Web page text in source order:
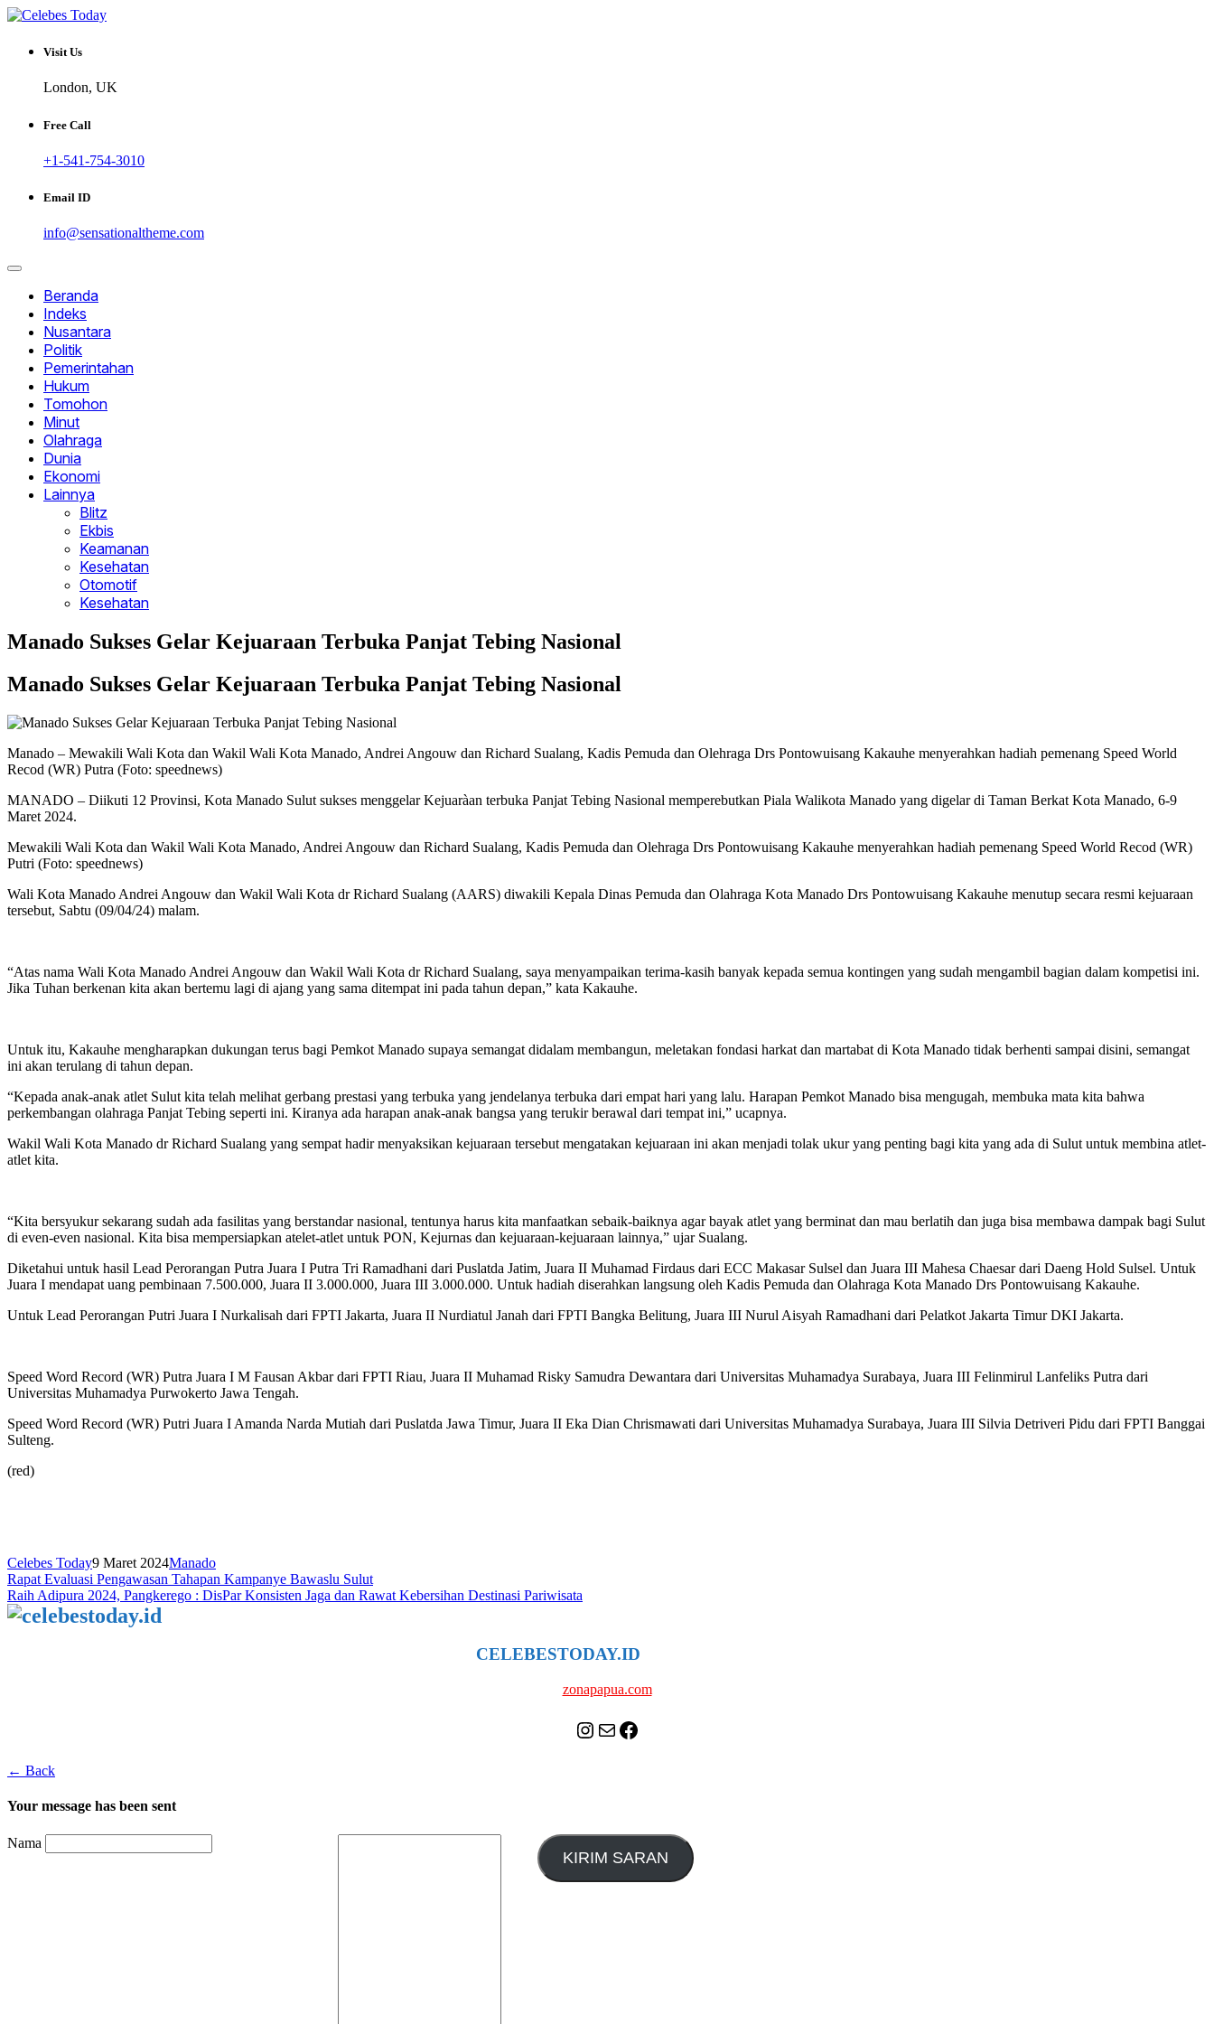
Skip
content
CELEBESTODAY.ID
Informatif dan Inspiratif
Visit Us
London, UK
Free Call
+1-541-754-3010
Email ID
info@sensationaltheme.com
Beranda
Indeks
Nusantara
Politik
Pemerintahan
Hukum
Tomohon
Minut
Olahraga
Dunia
Ekonomi
Lainnya
Blitz
Ekbis
Keamanan
Kesehatan
Otomotif
Kesehatan
Manado Sukses Gelar Kejuaraan Terbuka Panjat Tebing Nasional
Manado Sukses Gelar Kejuaraan Terbuka Panjat Tebing Nasional
Manado – Mewakili Wali Kota dan Wakil Wali Kota Manado, Andrei Angouw dan Richard Sualang, Kadis Pemuda dan Olehraga Drs Pontowuisang Kakauhe menyerahkan hadiah pemenang Speed World
Recod (WR) Putra (Foto: speednews)
MANADO – Diikuti 12 Provinsi, Kota Manado Sulut sukses menggelar Kejuaràan terbuka Panjat Tebing Nasional memperebutkan Piala Walikota Manado yang digelar di Taman Berkat Kota Manado, 6-9
Maret 2024.
Mewakili Wali Kota dan Wakil Wali Kota Manado, Andrei Angouw dan Richard Sualang, Kadis Pemuda dan Olehraga Drs Pontowuisang Kakauhe menyerahkan hadiah pemenang Speed World Recod (WR)
Putri (Foto: speednews)
Wali Kota Manado Andrei Angouw dan Wakil Wali Kota dr Richard Sualang (AARS) diwakili Kepala Dinas Pemuda dan Olahraga Kota Manado Drs Pontowuisang Kakauhe menutup secara resmi kejuaraan
tersebut, Sabtu (09/04/24) malam.
“Atas nama Wali Kota Manado Andrei Angouw dan Wakil Wali Kota dr Richard Sualang, saya menyampaikan terima-kasih banyak kepada semua kontingen yang sudah mengambil bagian dalam kompetisi ini.
Jika Tuhan berkenan kita akan bertemu lagi di ajang yang sama ditempat ini pada tahun depan,” kata Kakauhe.
Untuk itu, Kakauhe mengharapkan dukungan terus bagi Pemkot Manado supaya semangat didalam membangun, meletakan fondasi harkat dan martabat di Kota Manado tidak berhenti sampai disini, semangat
ini akan terulang di tahun depan.
“Kepada anak-anak atlet Sulut kita telah melihat gerbang prestasi yang terbuka yang jendelanya terbuka dari empat hari yang lalu. Harapan Pemkot Manado bisa mengugah, membuka mata kita bahwa
perkembangan olahraga Panjat Tebing seperti ini. Kiranya ada harapan anak-anak bangsa yang terukir berawal dari tempat ini,” ucapnya.
Wakil Wali Kota Manado dr Richard Sualang yang sempat hadir menyaksikan kejuaraan tersebut mengatakan kejuaraan ini akan menjadi tolak ukur yang penting bagi kita yang ada di Sulut untuk membina atlet-
atlet kita.
“Kita bersyukur sekarang sudah ada fasilitas yang berstandar nasional, tentunya harus kita manfaatkan sebaik-baiknya agar bayak atlet yang berminat dan mau berlatih dan juga bisa membawa dampak bagi Sulut
di even-even nasional. Kita bisa mempersiapkan atelet-atlet untuk PON, Kejurnas dan kejuaraan-kejuaraan lainnya,” ujar Sualang.
Diketahui untuk hasil Lead Perorangan Putra Juara I Putra Tri Ramadhani dari Puslatda Jatim, Juara II Muhamad Firdaus dari ECC Makasar Sulsel dan Juara III Mahesa Chaesar dari Daeng Hold Sulsel. Untuk
Juara I mendapat uang pembinaan 7.500.000, Juara II 3.000.000, Juara III 3.000.000. Untuk hadiah diserahkan langsung oleh Kadis Pemuda dan Olahraga Kota Manado Drs Pontowuisang Kakauhe.
Untuk Lead Perorangan Putri Juara I Nurkalisah dari FPTI Jakarta, Juara II Nurdiatul Janah dari FPTI Bangka Belitung, Juara III Nurul Aisyah Ramadhani dari Pelatkot Jakarta Timur DKI Jakarta.
Speed Word Record (WR) Putra Juara I M Fausan Akbar dari FPTI Riau, Juara II Muhamad Risky Samudra Dewantara dari Universitas Muhamadya Surabaya, Juara III Felinmirul Lanfeliks Putra dari
Universitas Muhamadya Purwokerto Jawa Tengah.
Speed Word Record (WR) Putri Juara I Amanda Narda Mutiah dari Puslatda Jawa Timur, Juara II Eka Dian Chrismawati dari Universitas Muhamadya Surabaya, Juara III Silvia Detriveri Pidu dari FPTI Banggai
Sulteng.
(red)
Celebes Today9 Maret 2024Manado
Navigasi
pos
Rapat Evaluasi Pengawasan Tahapan Kampanye Bawaslu Sulut
Raih Adipura 2024, Pangkerego : DisPar Konsisten Jaga dan Rawat Kebersihan Destinasi Pariwisata
CELEBESTODAY.ID
zonapapua.com
Instagram
MailCelebes Today Social Media
← Back
Your message has been sent
Nama
KIRIM SARAN